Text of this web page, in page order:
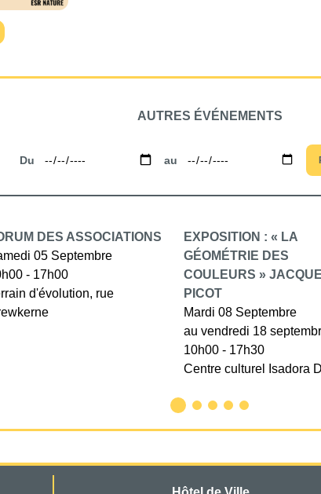
AUTRES ÉVÉNEMENTS
Du au
DES ASSOCIATIONS
05 Septembre
- 17h00
d'évolution, rue
EXPOSITION : « LA
GÉOMÉTRIE DES
COULEURS »
PICOT
Mardi 08 Septembre
au vendredi 18
10h00 - 17h30
Centre culturel Isadora